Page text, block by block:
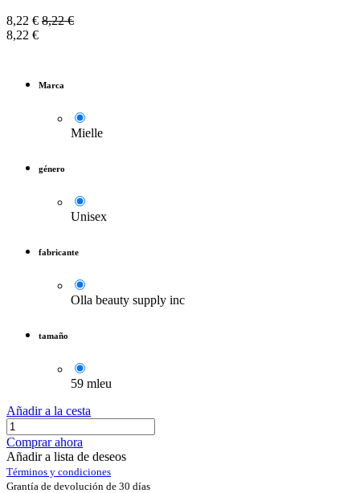
8,22 € 8,22€
8,22 €
Marca
Mielle
género
Unisex
fabricante
Olla beauty supply inc
tamaño
59 mleu
Añadir a la cesta
Comprar ahora
Añadir a lista de deseos
Términos y condiciones
Grantía de devolución de 30 días